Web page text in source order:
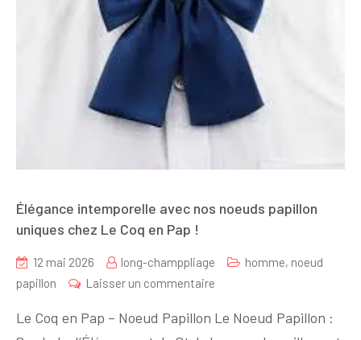
Élégance intemporelle avec nos noeuds papillon
uniques chez Le Coq en Pap !
12 mai 2026 long-champpliage homme, noeud
papillon
Laisser un commentaire
intemporelle
Le Coq en Pap – Noeud Papillon Le Noeud Papillon :